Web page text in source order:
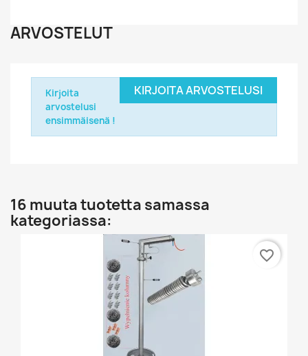
ARVOSTELUT
KIRJOITA ARVOSTELUSI
Kirjoita
arvostelusi
ensimmäisenä !
16 muuta tuotetta samassa
kategoriassa:
favorite_border